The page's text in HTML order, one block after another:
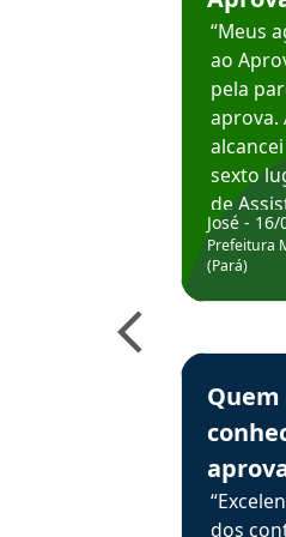
“Meus
ao
pela
aprova.
sexto
de
Hoje
José -
Prefeitura
(Pará)
Estudante
Quem
dos